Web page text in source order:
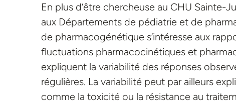
En plus d’être chercheuse au CHU Sainte-
aux Départements de pédiatrie et de
de pharmacogénétique s’intéresse aux
fluctuations pharmacocinétiques et
expliquent la variabilité des réponses
régulières. La variabilité peut par ailleurs
comme la toxicité ou la résistance au